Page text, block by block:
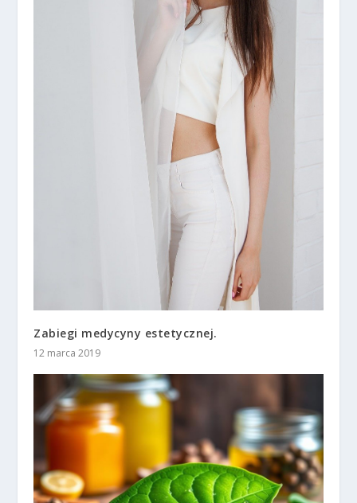
Zabiegi medycyny estetycznej.
12 marca 2019